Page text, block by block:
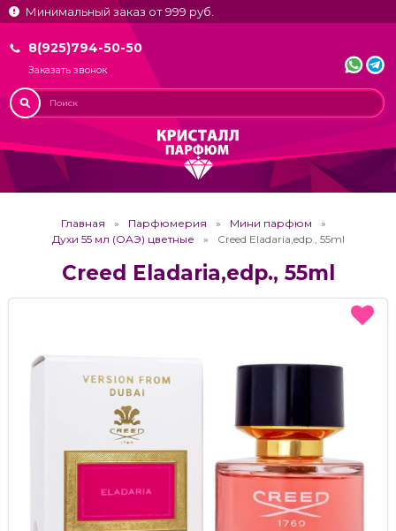
Минимальный заказ от 999 руб.
8(925)794-50-50
Заказать звонок
Главная Парфюмерия
Мини парфюм
Духи 55 мл (ОАЭ) цветные
Creed Eladaria,edp., 55ml
Creed Eladaria,edp., 55ml